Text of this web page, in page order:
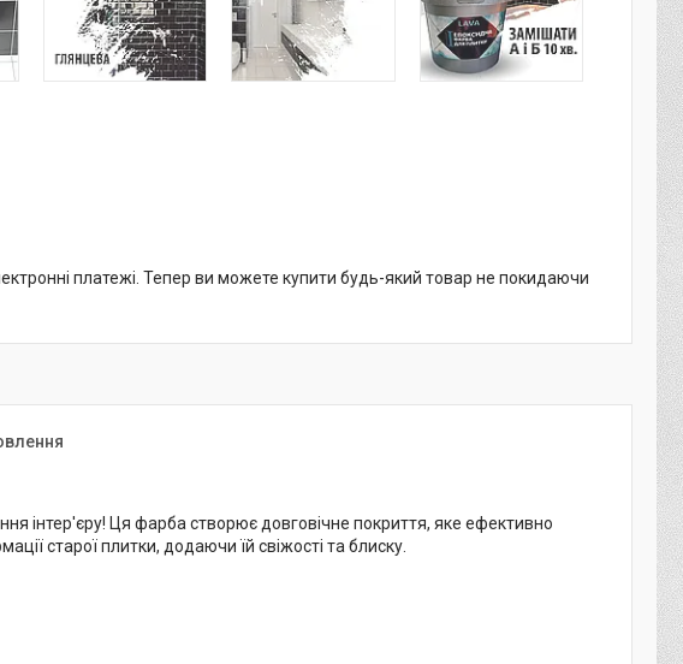
платежі. Тепер ви можете купити будь-який товар не покидаючи
інтер'єру! Ця фарба створює довговічне покриття, яке ефективно
старої плитки, додаючи їй свіжості та блиску.